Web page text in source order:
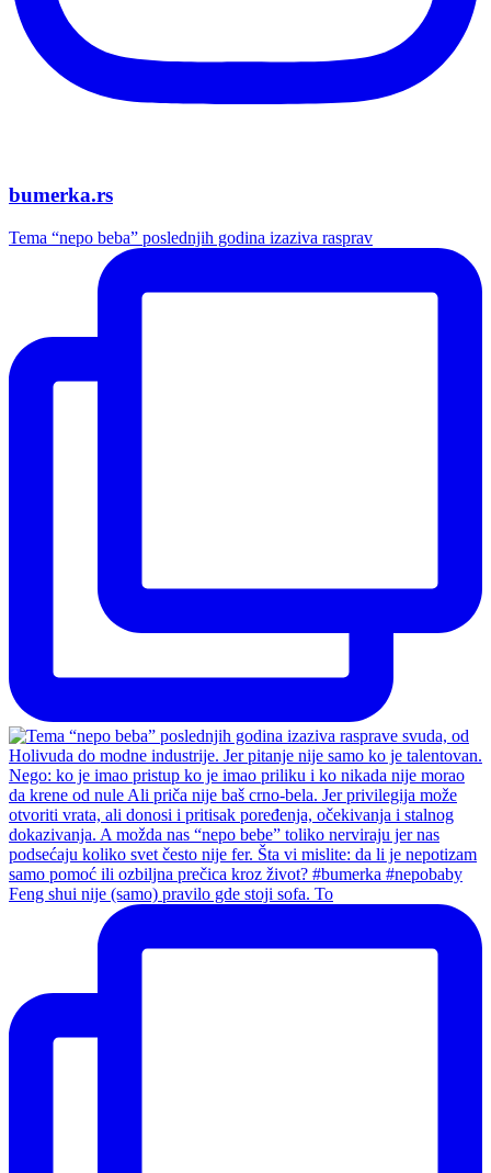
bumerka.rs
Tema “nepo beba” poslednjih godina izaziva rasprav
Feng shui nije (samo) pravilo gde stoji sofa. To